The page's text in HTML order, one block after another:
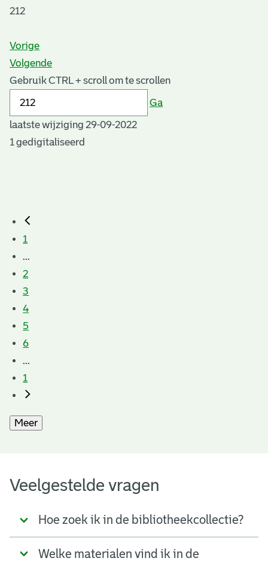
212
Vorige
Volgende
Gebruik CTRL + scroll om te scrollen
Ga
laatste wijziging 29-09-2022
1 gedigitaliseerd
1
...
2
3
4
5
6
...
1
Meer
Veelgestelde vragen
Hoe zoek ik in de bibliotheekcollectie?
Welke materialen vind ik in de